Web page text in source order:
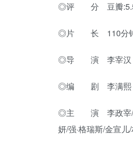
◎评 分 豆瓣:5.5/
◎片 长 110分
◎导 演 李宰汉
◎编 剧 李满熙
◎主 演 李政宰/李
妍/强·格瑞斯/金宣